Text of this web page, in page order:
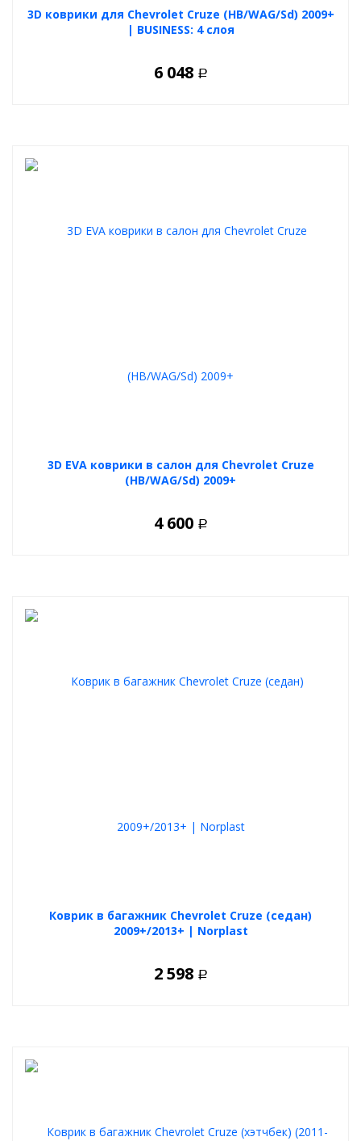
3D коврики для Chevrolet Cruze (HB/WAG/Sd) 2009+
| BUSINESS: 4 слоя
6 048 Р
3D EVA коврики в салон для Chevrolet Cruze
(HB/WAG/Sd) 2009+
4 600 Р
Коврик в багажник Chevrolet Cruze (седан)
2009+/2013+ | Norplast
2 598 Р